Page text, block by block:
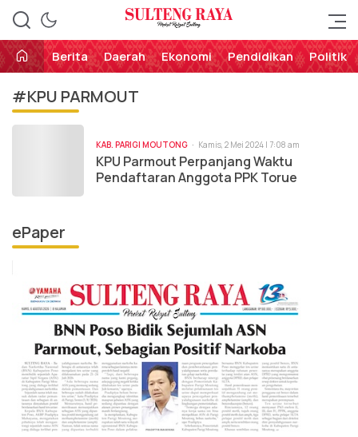
Sulteng Raya
Perekat Rakyat Sulteng
Berita
Daerah Ekonomi Pendidikan Politik
#KPU PARMOUT
KAB. PARIGI MOUTONG Kamis, 2 Mei 2024 | 7:08 am
KPU Parmout Perpanjang Waktu
Pendaftaran Anggota PPK Torue
ePaper